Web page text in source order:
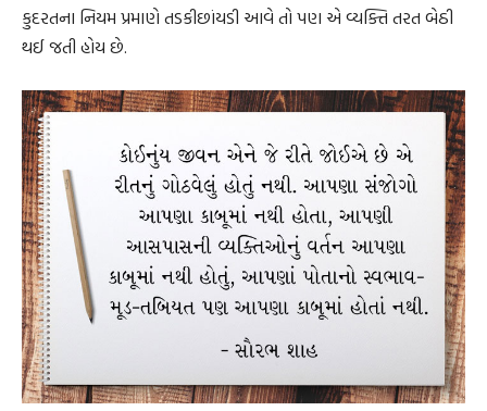
કુદરતના નિયમ પ્રમાણે તડકીછાંયડી આવે તો પણ એ વ્યક્તિ તરત બેઠી
થઈ જતી હોય છે.